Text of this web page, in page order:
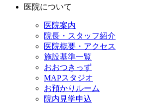
医院について
医院案内
院長・スタッフ紹介
医院概要・アクセス
施設基準一覧
おおつきっず
MAPスタジオ
お預かりルーム
院内見学申込